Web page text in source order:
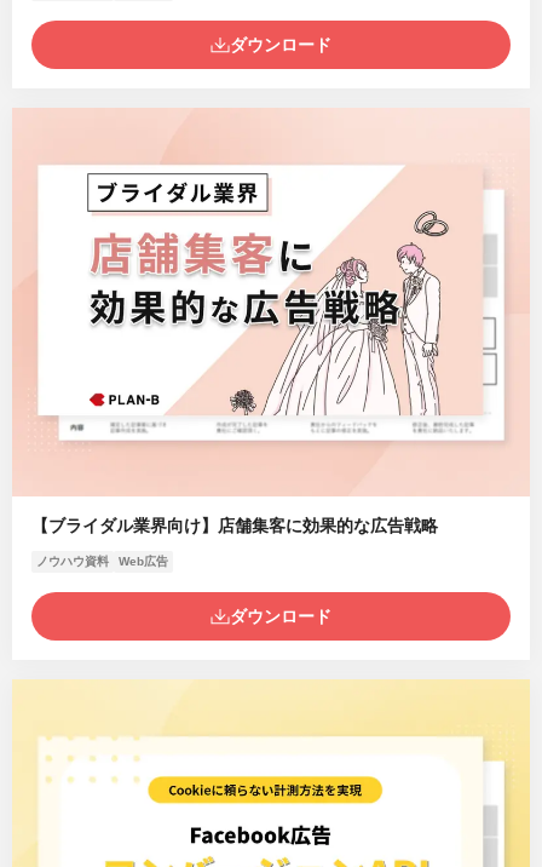
ダウンロード
【ブライダル業界向け】店舗集客に効果的な広告戦略
ノウハウ資料 Web広告
ダウンロード